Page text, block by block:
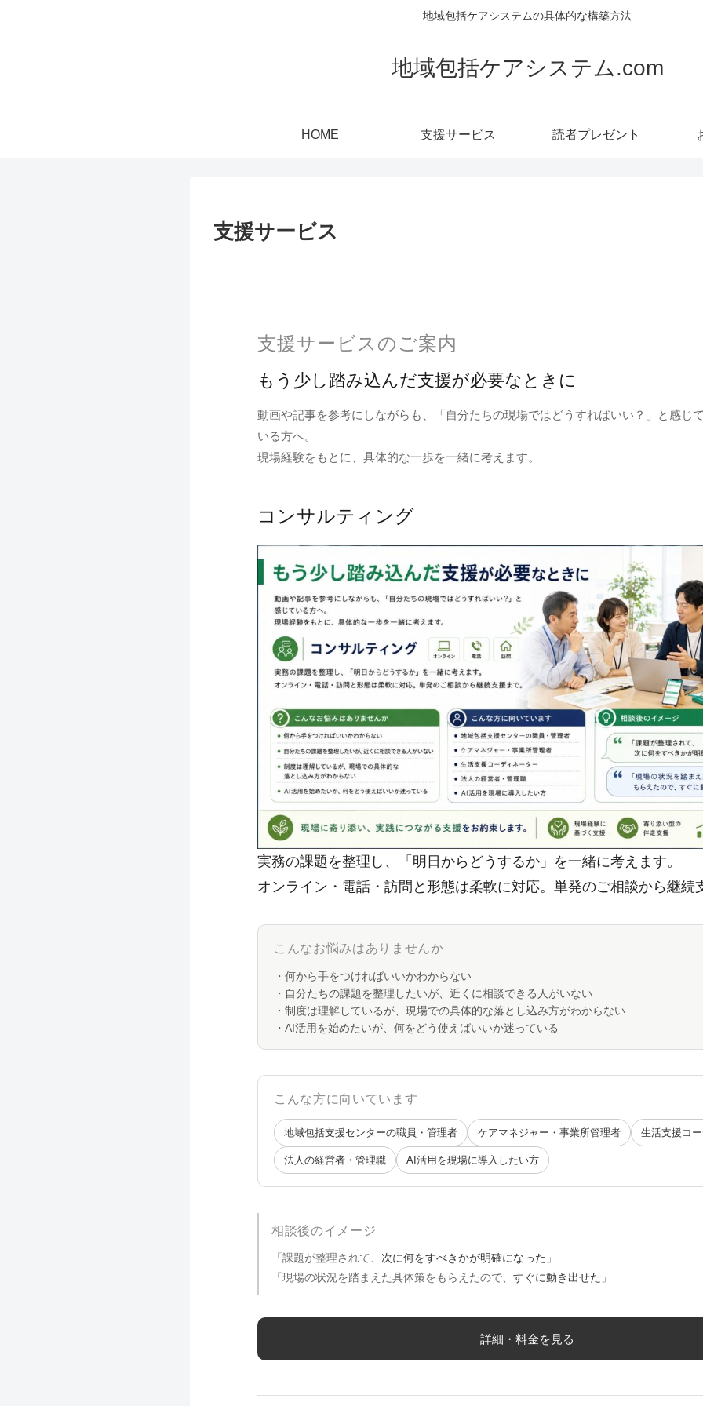
地域包括ケアシステムの具体的な構築方法
地域包括ケアシステム.com
HOME 支援サービス 読者プレゼント
支援サービス
支援サービスのご案内
もう少し踏み込んだ支援が必要なときに
動画や記事を参考にしながらも、「自分たちの現場ではどうすればいい？」と感じ
いる方へ。
現場経験をもとに、具体的な一歩を一緒に考えます。
コンサルティング
実務の課題を整理し、「明日からどうするか」を一緒に考えます。
オンライン・電話・訪問と形態は柔軟に対応。単発のご相談から継続
こんなお悩みはありませんか
・何から手をつければいいかわからない
・自分たちの課題を整理したいが、近くに相談できる人がいない
・制度は理解しているが、現場での具体的な落とし込み方がわからない
・AI活用を始めたいが、何をどう使えばいいか迷っている
こんな方に向いています
地域包括支援センターの職員・管理者 ケアマネジャー・事業所管理者 生活支援コ
法人の経営者・管理職 AI活用を現場に導入したい方
相談後のイメージ
「課題が整理されて、 次に何をすべきかが明確になった 」
「現場の状況を踏まえた具体策をもらえたので、 すぐに動き出せた 」
詳細・料金を見る